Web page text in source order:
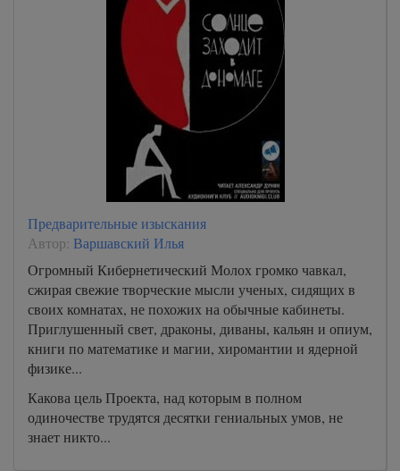
Предварительные изыскания
Автор: Варшавский Илья
Огромный Кибернетический Молох громко чавкал,
сжирая свежие творческие мысли ученых, сидящих в
своих комнатах, не похожих на обычные кабинеты.
Приглушенный свет, драконы, диваны, кальян и опиум,
книги по математике и магии, хиромантии и ядерной
физике...
Какова цель Проекта, над которым в полном
одиночестве трудятся десятки гениальных умов, не
знает никто...